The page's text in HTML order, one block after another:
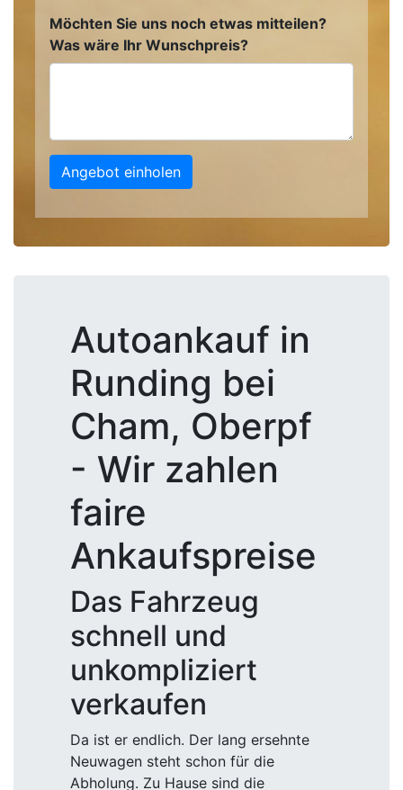
Möchten Sie uns noch etwas mitteilen?
Was wäre Ihr Wunschpreis?
Angebot einholen
Autoankauf in
Runding bei
Cham, Oberpf
- Wir zahlen
faire
Ankaufspreise
Das Fahrzeug
schnell und
unkompliziert
verkaufen
Da ist er endlich. Der lang ersehnte
Neuwagen steht schon für die
Abholung. Zu Hause sind die